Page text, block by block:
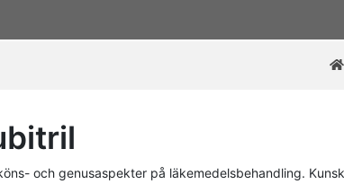
och genusaspekter på läkemedelsbehandling.